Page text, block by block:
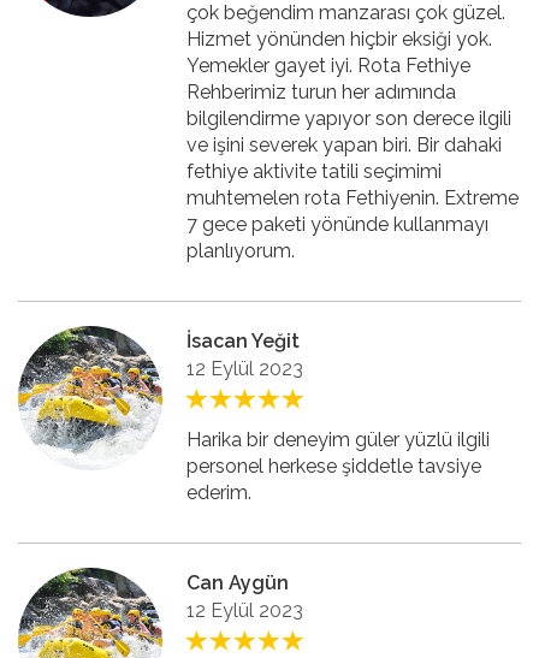
çok beğendim manzarası çok güzel.
Hizmet yönünden hiçbir eksiği yok.
Yemekler gayet iyi. Rota Fethiye
Rehberimiz turun her adımında
bilgilendirme yapıyor son derece ilgili
ve işini severek yapan biri. Bir dahaki
fethiye aktivite tatili seçimimi
muhtemelen rota Fethiyenin. Extreme
7 gece paketi yönünde kullanmayı
planlıyorum.
İsacan Yeğit
12 Eylül 2023
Harika bir deneyim güler yüzlü ilgili
personel herkese şiddetle tavsiye
ederim.
Can Aygün
12 Eylül 2023